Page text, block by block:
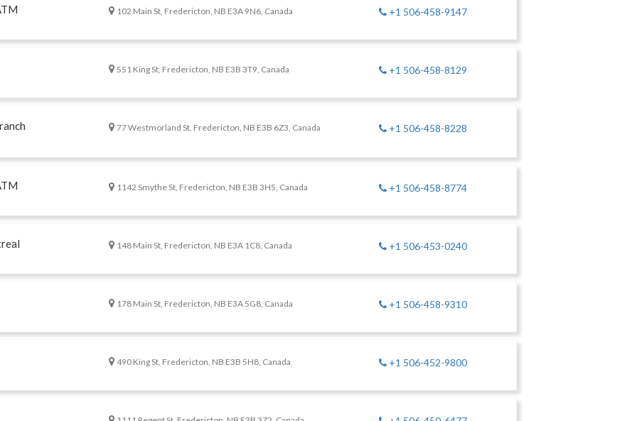
102 Main St, Fredericton, NB E3A 9N6, Canada +1 506-458-9147
551 King St, Fredericton, NB E3B 3T9, Canada +1 506-458-8129
77 Westmorland St, Fredericton, NB E3B 6Z3, Canada +1 506-458-8228
1142 Smythe St, Fredericton, NB E3B 3H5, Canada +1 506-458-8774
148 Main St, Fredericton, NB E3A 1C8, Canada +1 506-453-0240
178 Main St, Fredericton, NB E3A 5G8, Canada +1 506-458-9310
490 King St, Fredericton, NB E3B 5H8, Canada +1 506-452-9800